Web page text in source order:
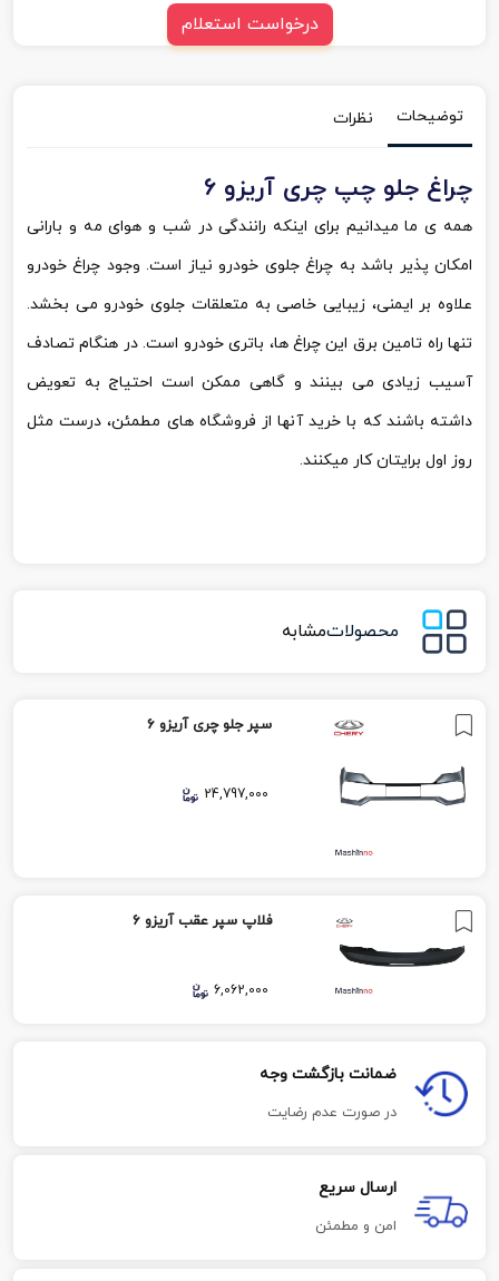
درخواست استعلام
توضیحات نظرات
چراغ جلو چپ چری آریزو 6
همه ی ما میدانیم برای اینکه رانندگی در شب و هوای مه و بارانی
امکان پذیر باشد به چراغ جلوی خودرو نیاز است. وجود چراغ خودرو
علاوه بر ایمنی، زیبایی خاصی به متعلقات جلوی خودرو می بخشد.
تنها راه تامین برق این چراغ ها، باتری خودرو است. در هنگام تصادف
آسیب زیادی می بینند و گاهی ممکن است احتیاج به تعویض
داشته باشند که با خرید آنها از فروشگاه های مطمئن، درست مثل
روز اول برایتان کار میکنند.
محصولاتمشابه
سپر جلو چری آریزو 6
24,797,000
فلاپ سپر عقب آریزو 6
6,062,000
ضمانت بازگشت وجه
در صورت عدم رضایت
ارسال سریع
امن و مطمئن